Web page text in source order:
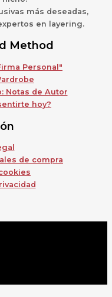
más deseadas,
en layering.
Method
Personal"
Notas de Autor
hoy?
de compra